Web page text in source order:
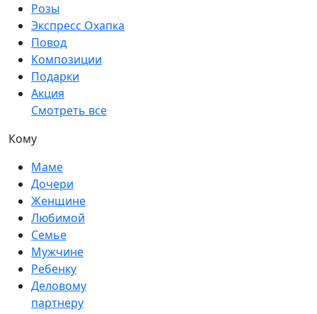
Розы
Экспресс Охапка
Повод
Композиции
Подарки
Акция
Смотреть все
Кому
Маме
Дочери
Женщине
Любимой
Семье
Мужчине
Ребенку
Деловому
партнеру